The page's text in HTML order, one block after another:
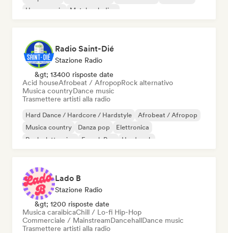
House music
Metal melodico
Radio Saint-Dié
Stazione Radio
&gt; 13400 risposte date
Acid houseAfrobeat / AfropopRock alternativo
Musica countryDance music
Trasmettere artisti alla radio
Hard Dance / Hardcore / Hardstyle
Afrobeat / Afropop
Musica country
Danza pop
Elettronica
Rock elettronico
French Pop Hard rock
Lado B
Stazione Radio
&gt; 1200 risposte date
Musica caraibicaChill / Lo-fi Hip-Hop
Commerciale / MainstreamDancehallDance music
Trasmettere artisti alla radio